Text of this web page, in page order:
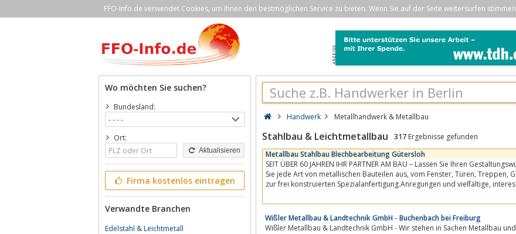
FFO-Info.de verwendet Cookies, um Ihnen den bestmöglichen Service zu bieten. Wenn Sie auf der Seite weitersurfen
Wo möchten Sie suchen?
Bundesland:
Ort:
Aktualisieren
Firma kostenlos eintragen
Verwandte Branchen
Edelstahl & Leichtmetall
Handwerk Metallhandwerk & Metallbau
Stahlbau & Leichtmetallbau 317 Ergebnisse gefunden
Metallbau Stahlbau Blechbearbeitung Gütersloh
SEIT ÜBER 60 JAHREN IHR PARTNER AM BAU – Lassen Sie Ihren
Sie jede Art von metallischen Bauteilen aus, vom Fenster, Türen, Treppen, Geländer, Balkone, Wintergärten bis
zur frei konstruierten
Wißler Metallbau & Landtechnik GmbH - Buchenbach bei Freiburg
Wißler Metallbau & Landtechnik GmbH - Wir stehen in Sachen Metallbau